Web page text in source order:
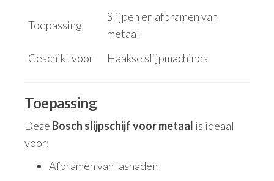
Toepassing
Slijpen en afbramen van
metaal
Geschikt voor
Haakse slijpmachines
Toepassing
Deze Bosch slijpschijf voor metaal is ideaal
voor:
Afbramen van lasnaden